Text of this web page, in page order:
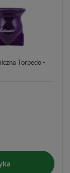
Torpedo -